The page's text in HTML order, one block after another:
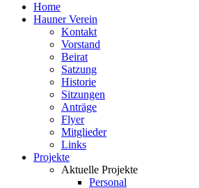
Home
Hauner Verein
Kontakt
Vorstand
Beirat
Satzung
Historie
Sitzungen
Anträge
Flyer
Mitglieder
Links
Projekte
Aktuelle Projekte
Personal